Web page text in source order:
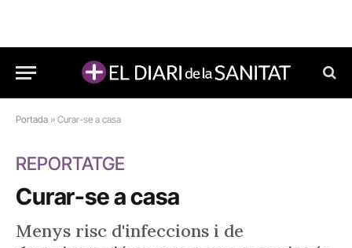
Portada » Curar-se a casa
REPORTATGE
Curar-se a casa
Menys risc d'infeccions i de